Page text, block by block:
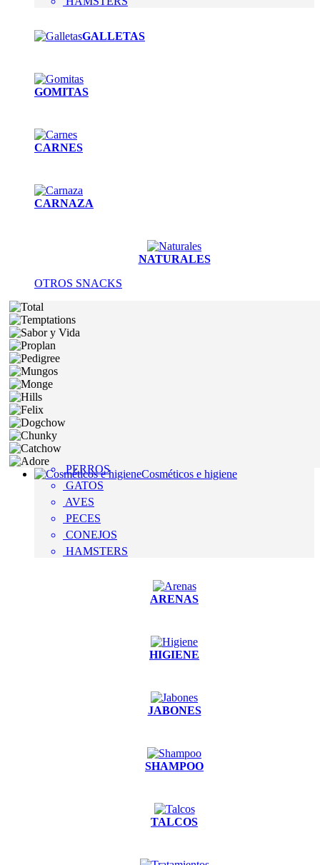
GALLETAS
GOMITAS
CARNES
CARNAZA
NATURALES
OTROS SNACKS
Cosméticos e higiene
PERROS
GATOS
AVES
PECES
CONEJOS
HAMSTERS
ARENAS
HIGIENE
JABONES
SHAMPOO
TALCOS